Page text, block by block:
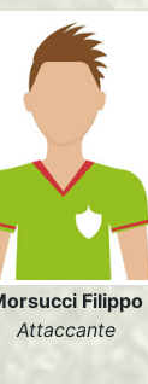
Filippo
Attaccante